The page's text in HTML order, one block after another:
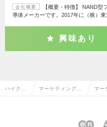
会社概要
【概要・特徴】 NAND
導体メーカーです。2017年に（株）
興味あり
ハイクラ マーケティング・ マー